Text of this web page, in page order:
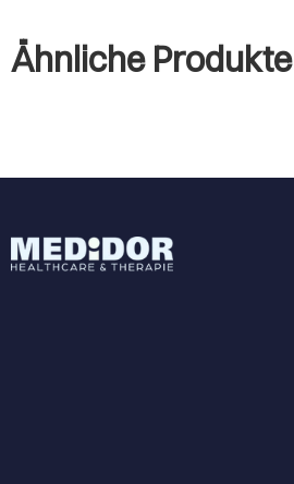
Ähnliche Produkte